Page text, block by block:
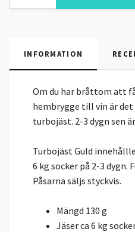
INFORMATION
Om du har bråttom att
hembrygge till vin är
turbojäst. 2-3 dygn sen
Turbojäst Guld
6 kg socker på 2-3 dygn.
Påsarna säljs styckvis.
Mängd 130 g
Jäser ca 6 kg